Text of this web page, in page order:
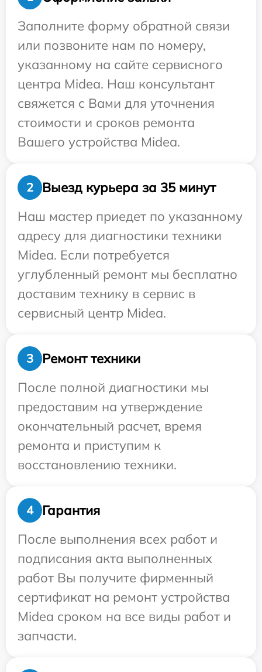
Заполните форму обратной связи
или позвоните нам по номеру,
указанному на сайте сервисного
центра Midea. Наш консультант
свяжется с Вами для уточнения
стоимости и сроков ремонта
Вашего устройства Midea.
2
Выезд курьера за 35 минут
Наш мастер приедет по указанному
адресу для диагностики техники
Midea. Если потребуется
углубленный ремонт мы бесплатно
доставим технику в сервис в
сервисный центр Midea.
3
Ремонт техники
После полной диагностики мы
предоставим на утверждение
окончательный расчет, время
ремонта и приступим к
восстановлению техники.
4
Гарантия
После выполнения всех работ и
подписания акта выполненных
работ Вы получите фирменный
сертификат на ремонт устройства
Midea сроком на все виды работ и
запчасти.